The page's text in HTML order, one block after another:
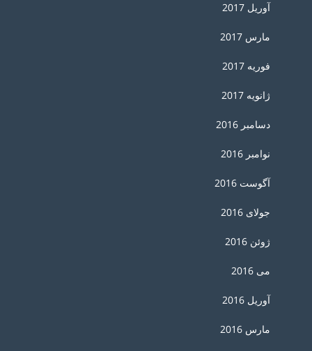
آوریل 2017
مارس 2017
فوریه 2017
ژانویه 2017
دسامبر 2016
نوامبر 2016
آگوست 2016
جولای 2016
ژوئن 2016
می 2016
آوریل 2016
مارس 2016